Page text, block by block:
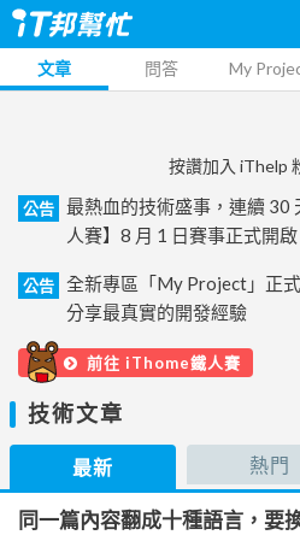
文章 問答 My
按讚加入 iThelp
公告
最熱血的技術盛事，連續 30
人賽】8 月 1 日賽事正式開啟
公告
全新專區「My Project」正
分享最真實的開發經驗
前往 iThome鐵人賽
技術文章
最新 熱門
同一篇內容翻成十種語言，要